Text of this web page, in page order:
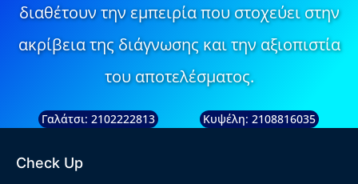
διαθέτουν την εμπειρία που στοχεύει στην
ακρίβεια της διάγνωσης και την αξιοπιστία
του αποτελέσματος.
Γαλάτσι: 2102222813 Κυψέλη: 2108816035
Check Up